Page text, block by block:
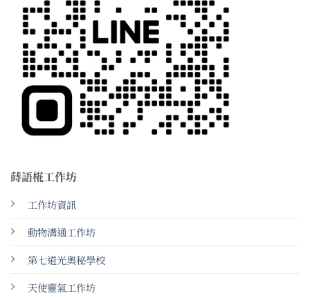
蒔語椛工作坊
工作坊資訊
動物溝通工作坊
第七道光奧秘學校
天使靈氣工作坊